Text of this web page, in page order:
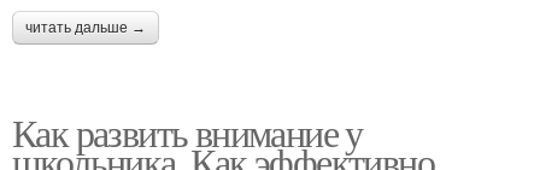
читать дальше →
Как развить внимание у